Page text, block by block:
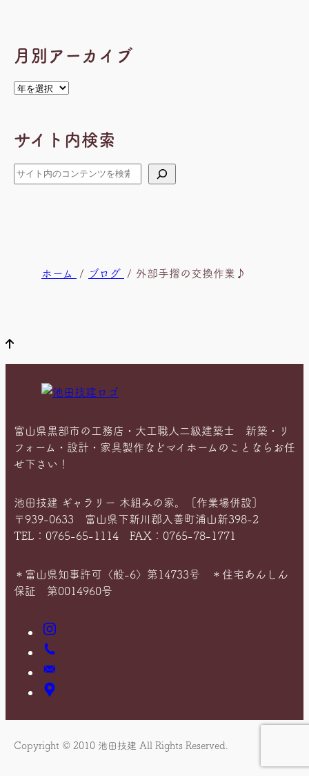
月別アーカイブ
ア
イ
ブ
サイト内検索
検
索
ホーム ブログ 外部手摺の交換作業♪
富山県黒部市の工務店・大工職人二級建築士 新築・リ
フォーム・設計・家具製作などマイホームのことならお任
せ下さい！
池田技建 ギャラリー 木組みの家。［作業場併設］
〒939-0633 富山県下新川郡入善町浦山新398-2
TEL：0765-65-1114 FAX：0765-78-1771
＊富山県知事許可〈般-6〉第14733号 ＊住宅あんしん
保証 第0014960号
合
せ
セ
ス
マ
Copyright © 2010 池田技建 All Rights Reserved.